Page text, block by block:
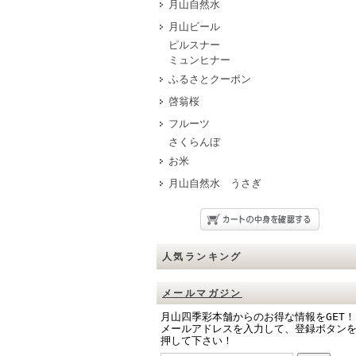
月山自然水
月山ビール
ピルスナー
ミュンヒナー
ふるさとクーポン
啓翁桜
フルーツ
さくらんぼ
お米
月山自然水 うさぎ
人気ランキング
メールマガジン
月山四季彩本舗からのお得な情報をGET！
メールアドレスを入力して、登録ボタンを
押して下さい！